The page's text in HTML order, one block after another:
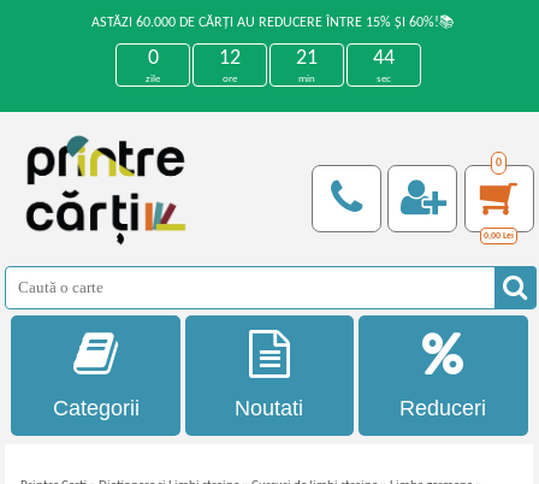
ASTĂZI 60.000 DE CĂRȚI AU REDUCERE ÎNTRE 15% ȘI 60%!📚
0
zile
12
ore
21
min
44
sec
0
0,00 Lei
Categorii Noutati Reduceri